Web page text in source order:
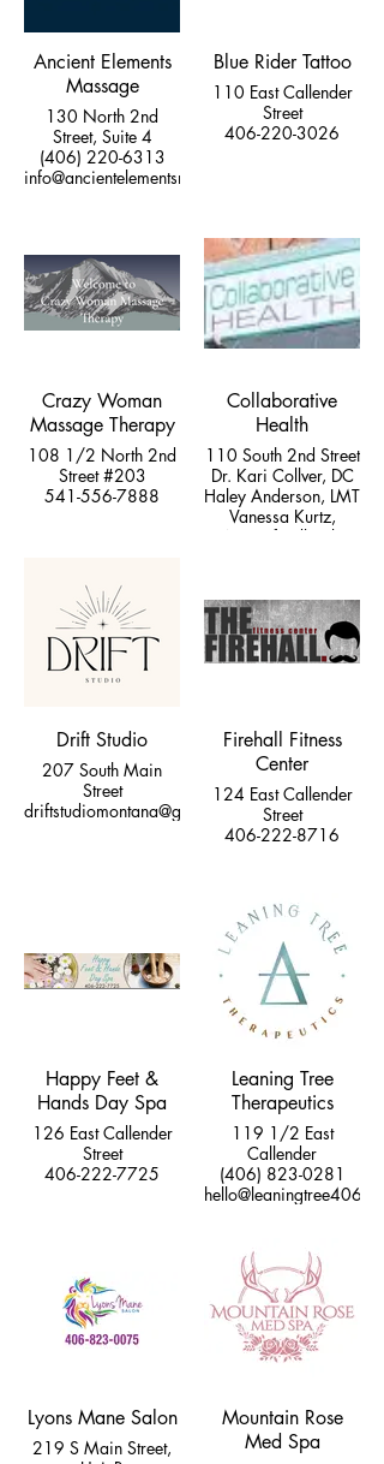
Ancient Elements
Massage
130 North 2nd
Street, Suite 4
(406) 220-6313
info@ancientelementsmt.com
Blue Rider Tattoo
110 East Callender
Street
406-220-3026
Crazy Woman
Massage Therapy
108 1/2 North 2nd
Street #203
541-556-7888
Collaborative
Health
110 South 2nd Street
Dr. Kari Collver, DC
Haley Anderson, LMT
Vanessa Kurtz,
Nuerofeedback
Drift Studio
207 South Main
Street
driftstudiomontana@gmail.com
Firehall Fitness
Center
124 East Callender
Street
406-222-8716
Happy Feet &
Hands Day Spa
126 East Callender
Street
406-222-7725
Leaning Tree
Therapeutics
119 1/2 East
Callender
(406) 823-0281
Lyons Mane Salon
219 S Main Street,
Mountain Rose
Med Spa